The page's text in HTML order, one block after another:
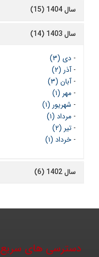
سال 1404 (15)
سال 1403 (14)
- دی (۳)
-آذر (۲)
-آبان (۳)
- مهر (۱)
- شهریور (۱)
- مرداد (۱)
- تیر (۲)
- خرداد (۱)
سال 1402 (6)
دسترسی های سریع